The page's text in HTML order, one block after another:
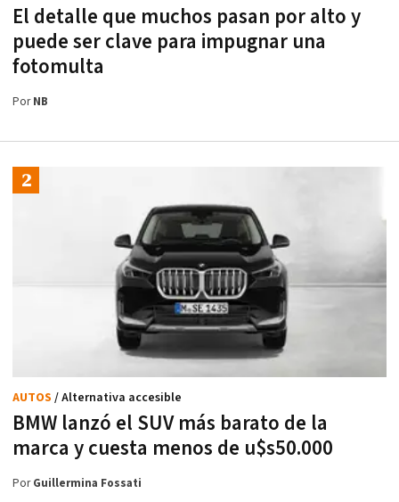
El detalle que muchos pasan por alto y
puede ser clave para impugnar una
fotomulta
PorNB
BMW lanzó el SUV más barato de la
marca y cuesta menos de u$s50.000
AUTOS / Alternativa accesible
PorGuillermina Fossati